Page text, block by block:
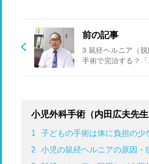
前の記事
3 鼠径ヘルニア（
手術で完治する？「
小児外科手術（内田広夫先
1
子どもの手術は体に負担の
2
小児の鼠径ヘルニアの原因